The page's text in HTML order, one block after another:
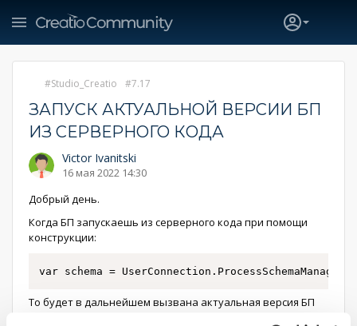
Studio_Creatio 7.17
ЗАПУСК АКТУАЛЬНОЙ ВЕРСИИ БП
ИЗ СЕРВЕРНОГО КОДА
Victor Ivanitski
16 мая 2022 14:30
Добрый день.
Когда БП запускаешь из серверного кода при помощи
конструкции:
var schema =
То будет в дальнейшем вызвана актуальная версия БП